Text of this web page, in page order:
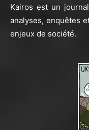
Kairos est un
analyses, enquêtes
enjeux de société.